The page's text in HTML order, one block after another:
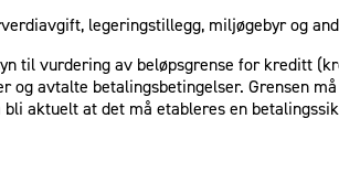
legeringstillegg, miljøgebyr og
til vurdering av beløpsgrense for kreditt
og avtalte betalingsbetingelser. Grensen
aktuelt at det må etableres en